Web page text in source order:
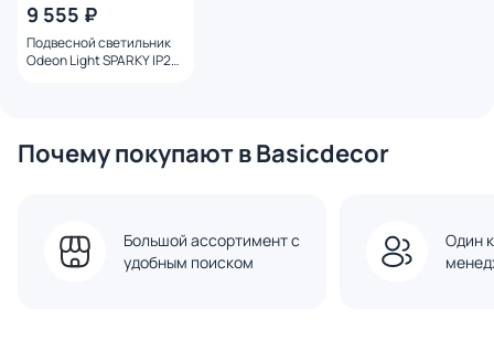
9 555 ₽
Подвесной светильник
Odeon Light SPARKY IP20
Почему покупают в Basicdecor
Большой ассортимент с
удобным поиском
Один